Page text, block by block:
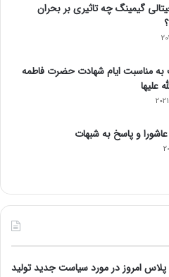
گیمینگ چه تاثیری بر بحران
به مناسبت ایام شهادت حضرت فاطمه
علیها
و پاسخ به شبهات
پلاس امروز در مورد سیاست جدید تولید